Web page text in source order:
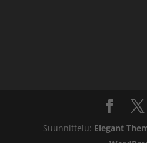
Suunnittelu: Elegant